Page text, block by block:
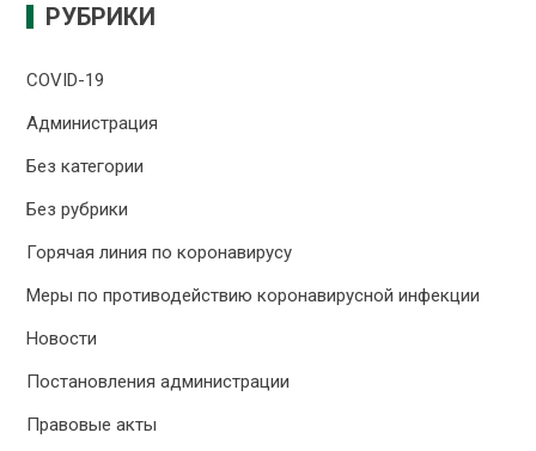
РУБРИКИ
COVID-19
Администрация
Без категории
Без рубрики
Горячая линия по коронавирусу
Меры по противодействию коронавирусной инфекции
Новости
Постановления администрации
Правовые акты